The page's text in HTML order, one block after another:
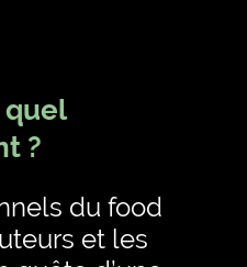
quel
?
du food
et les